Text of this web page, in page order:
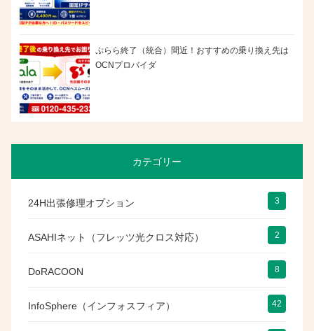
ぷらら終了（統合）間近！おすすめの乗り換え先は
OCNプロバイダ
カテゴリー
24H出張修理オプション 3
ASAHIネット（フレッツ光クロス対応） 2
DoRACOON 8
InfoSphere（インフォスフィア） 42